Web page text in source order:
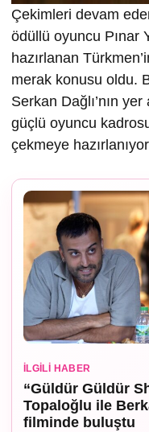
Çekimleri devam
ödüllü oyuncu Pınar
hazırlanan
merak konusu oldu.
Serkan Dağlı’nın
güçlü oyuncu
çekmeye
İLGILI HABER
“Güldür Güldür
Topaloğlu ile
filminde buluştu